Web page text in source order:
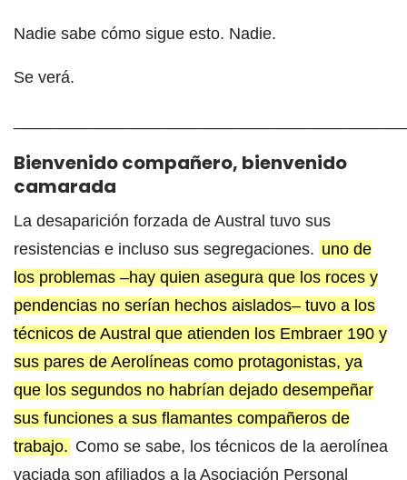
Nadie sabe cómo sigue esto. Nadie.
Se verá.
Bienvenido compañero, bienvenido
camarada
La desaparición forzada de Austral tuvo sus
resistencias e incluso sus segregaciones. uno de
los problemas –hay quien asegura que los roces y
pendencias no serían hechos aislados– tuvo a los
técnicos de Austral que atienden los Embraer 190 y
sus pares de Aerolíneas como protagonistas, ya
que los segundos no habrían dejado desempeñar
sus funciones a sus flamantes compañeros de
trabajo. Como se sabe, los técnicos de la aerolínea
vaciada son afiliados a la Asociación Personal